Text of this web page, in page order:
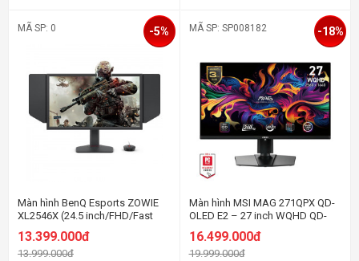
MÃ SP: 0
Màn hình BenQ Esports ZOWIE
XL2546X (24.5 inch/FHD/Fast
13.399.000đ
13.999.000đ
-5% MÃ SP: SP008182
Màn hình MSI MAG 271QPX QD-
OLED E2 – 27 inch WQHD QD-
Gaming Monitor
16.499.000đ
19.999.000đ
-18%